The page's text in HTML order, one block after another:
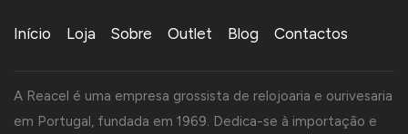
Início Loja Sobre Outlet Blog Contactos
A Reacel é uma empresa grossista de relojoaria e ourivesaria
em Portugal, fundada em 1969. Dedica-se à importação e